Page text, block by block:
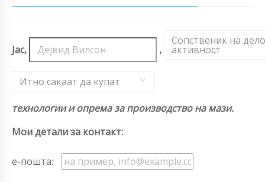
Јас, ,
Сопственик на
активност
,
Итно сакаат да купат
технологии и опрема за производство на мази.
Мои детали за контакт:
е-пошта: